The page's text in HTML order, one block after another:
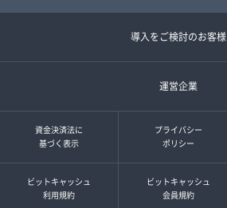
導入をご検討のお客様
運営企業
資金決済法に
基づく表示
プライバシー
ポリシー
ビットキャッシュ
利用規約
ビットキャッシュ
会員規約